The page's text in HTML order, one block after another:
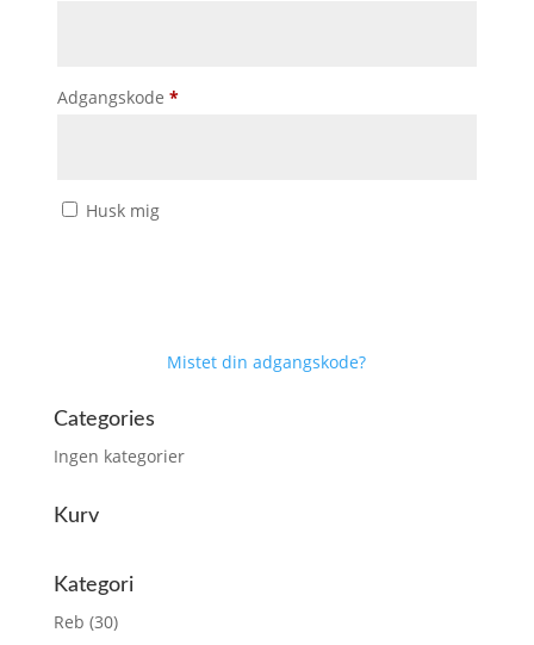
Adgangskode *Påkrævet
Husk mig
Mistet din adgangskode?
Categories
Ingen kategorier
Kurv
Kategori
Reb (30)